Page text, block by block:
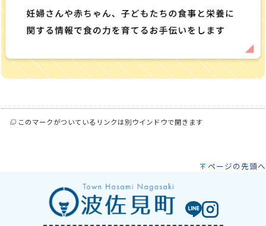
このマークがついているリンクは別ウインドウで開きます
ページの先頭へ